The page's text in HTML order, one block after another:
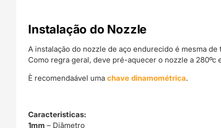
Instalação do Nozzle
A instalação do nozzle de aço endurecido é mesma
Como regra geral, deve pré-aquecer o nozzle a
È recomendaável uma chave dinamométrica.
Caracteristicas:
1mm – Diâmetro